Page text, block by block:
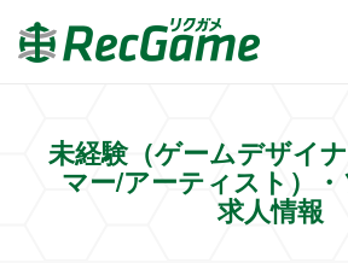
未経験（ゲームデザイ
マー/アーティスト）
求人情報